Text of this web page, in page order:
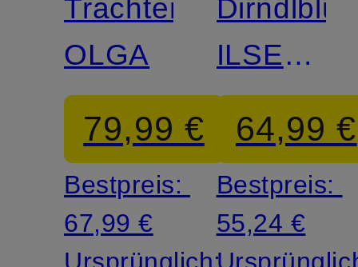
Trachtentop
OLGA
79,99 €
Bestpreis:
67,99 €
ILSE
aus
64,99 €
Bestpreis:
55,24 €